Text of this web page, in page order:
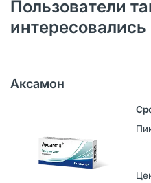
Пользователи
интересовались
Аксамон